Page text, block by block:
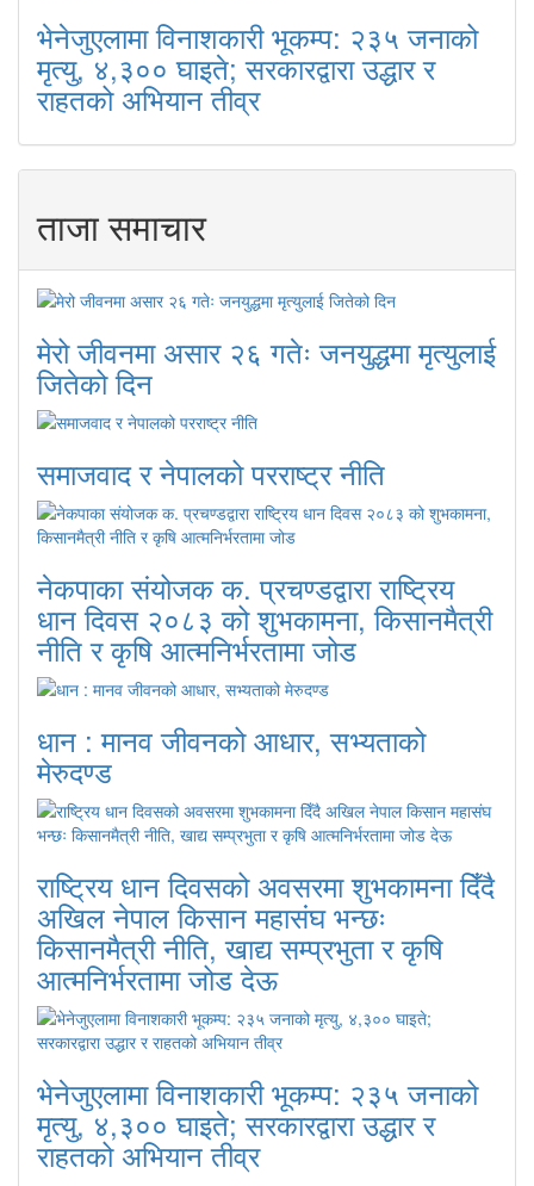
भेनेजुएलामा विनाशकारी भूकम्प: २३५ जनाको
मृत्यु, ४,३०० घाइते; सरकारद्वारा उद्धार र
राहतको अभियान तीव्र
ताजा समाचार
मेरो जीवनमा असार २६ गतेः जनयुद्धमा मृत्युलाई
जितेको दिन
समाजवाद र नेपालको परराष्ट्र नीति
नेकपाका संयोजक क. प्रचण्डद्वारा राष्ट्रिय
धान दिवस २०८३ को शुभकामना, किसानमैत्री
नीति र कृषि आत्मनिर्भरतामा जोड
धान : मानव जीवनको आधार, सभ्यताको
मेरुदण्ड
राष्ट्रिय धान दिवसको अवसरमा शुभकामना दिँदै
अखिल नेपाल किसान महासंघ भन्छः
किसानमैत्री नीति, खाद्य सम्प्रभुता र कृषि
आत्मनिर्भरतामा जोड देऊ
भेनेजुएलामा विनाशकारी भूकम्प: २३५ जनाको
मृत्यु, ४,३०० घाइते; सरकारद्वारा उद्धार र
राहतको अभियान तीव्र